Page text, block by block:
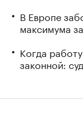
В Европе
максимума
Когда
законной: